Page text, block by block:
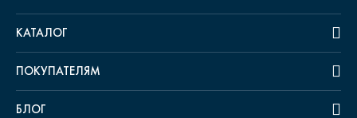
КАТАЛОГ
ПОКУПАТЕЛЯМ
БЛОГ